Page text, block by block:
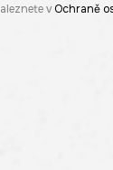
v Ochraně